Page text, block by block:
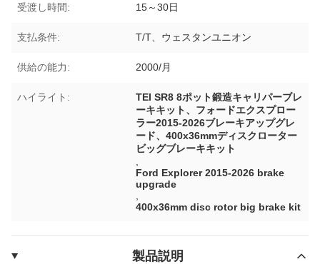
受渡し時間: 15～30日
支払条件: T/T、ウェスタンユニオン
供給の能力: 2000/月
ハイライト:
TEI SR8 8ポット鍛造キャリパーブレ
ーキキット、フォードエクスプロー
ラー2015-2026ブレーキアップグレ
ード、400x36mmディスクローター
ビッグブレーキキット
Ford Explorer 2015-2026 brake
upgrade
400x36mm disc rotor big brake kit
製品説明